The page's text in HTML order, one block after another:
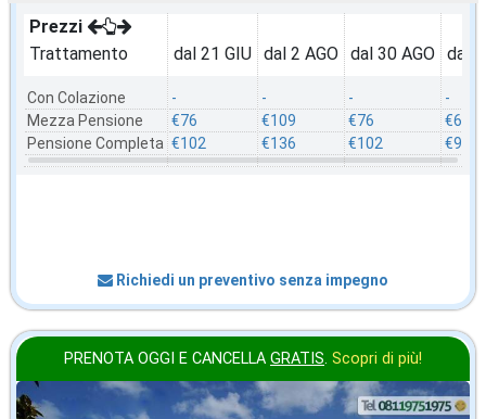
Prezzi
Trattamento
Con Colazione
Mezza Pensione
Pensione Completa
dal 21 GIU
-
€76
€102
dal 2 AGO
-
€109
€136
dal 30 AGO
-
€76
€102
dal
-
€69
€96
Richiedi un preventivo senza impegno
PRENOTA OGGI E CANCELLA GRATIS. Scopri di più!